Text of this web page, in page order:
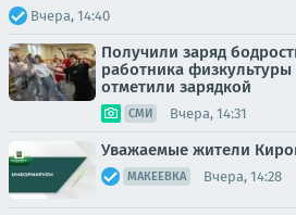
Вчера, 14:40
Получили заряд
работника физкультуры
отметили зарядкой
СМИ Вчера, 14:31
Уважаемые жители
МАКЕЕВКА Вчера, 14:28